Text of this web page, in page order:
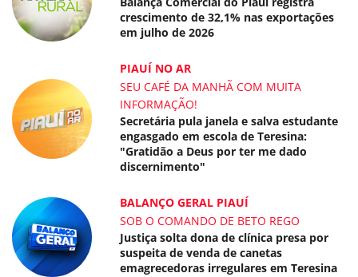
crescimento de 32,1% nas exportações
em julho de 2026
PIAUÍ NO AR
SEU CAFÉ DA MANHÃ COM MUITA
INFORMAÇÃO!
Secretária pula janela e salva estudante
engasgado em escola de Teresina:
"Gratidão a Deus por ter me dado
discernimento"
BALANÇO GERAL PIAUÍ
SOB O COMANDO DE BETO REGO
Justiça solta dona de clínica presa por
suspeita de venda de canetas
emagrecedoras irregulares em Teresina